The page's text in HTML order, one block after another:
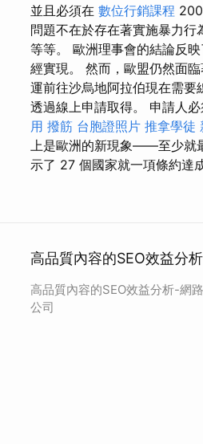
並且必須在 數位行銷課程
問題不在於存在著實施暴力行
等等。 歐洲理事會的結論反
經實現。 然而，歐盟仍然面
運前往沙烏地阿拉伯現在需
透過線上申請取得。 申請人
用 撥筋 台胞證照片 推拿學徒
上是歐洲的新現象——至少就
示了 27 個國家就一項條約達
高品質內容的SEO效益分
高品質內容的SEO效益分析-網
公司